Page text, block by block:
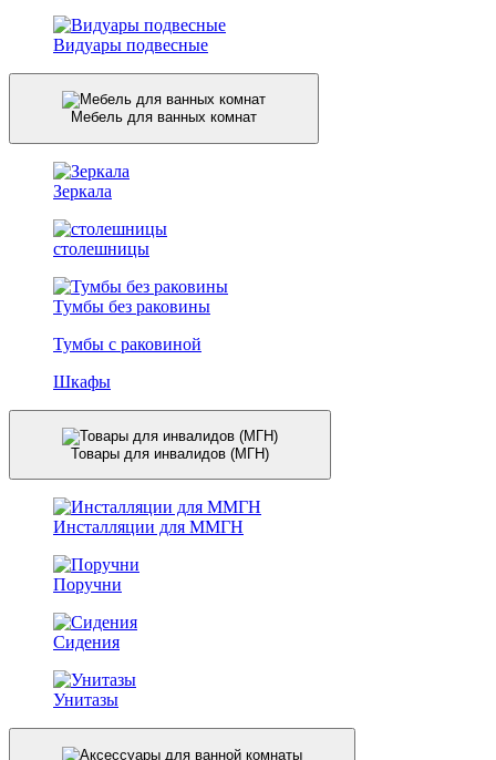
Видуары подвесные
Мебель для ванных комнат
Зеркала
столешницы
Тумбы без раковины
Тумбы с раковиной
Шкафы
Товары для инвалидов (МГН)
Инсталляции для ММГН
Поручни
Сидения
Унитазы